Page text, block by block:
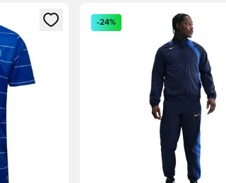
vagy a tagként való
Megnyit egy modált a
-24%